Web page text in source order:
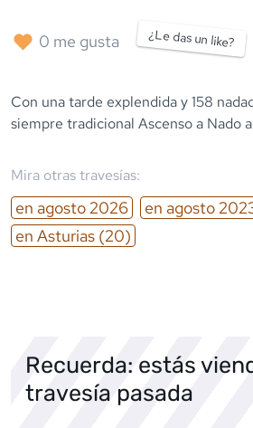
0 me gusta ¿Le das un like?
Con una tarde explendida y 158
siempre tradicional Ascenso a Nado
Mira otras travesías:
en agosto 2026 en agosto
en Asturias (20)
Recuerda: estás
travesía pasada